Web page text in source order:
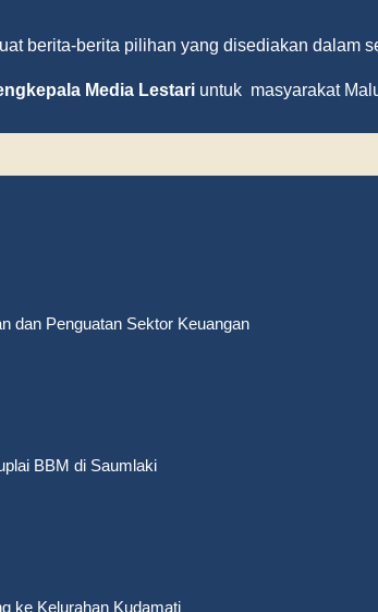
berita-berita pilihan yang disediakan dalam
Media Lestari untuk masyarakat
dan Penguatan Sektor Keuangan
BBM di Saumlaki
ke Kelurahan Kudamati